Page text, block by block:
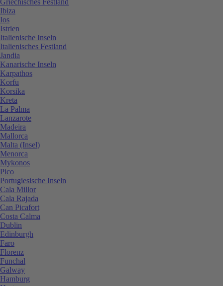
Ibiza
Ios
Istrien
Italienische Inseln
Italienisches Festland
Jandia
Kanarische Inseln
Karpathos
Korfu
Korsika
Kreta
La Palma
Lanzarote
Madeira
Mallorca
Malta (Insel)
Menorca
Mykonos
Pico
Portugiesische Inseln
Cala Millor
Cala Rajada
Can Picafort
Costa Calma
Dublin
Edinburgh
Faro
Florenz
Funchal
Galway
Hamburg